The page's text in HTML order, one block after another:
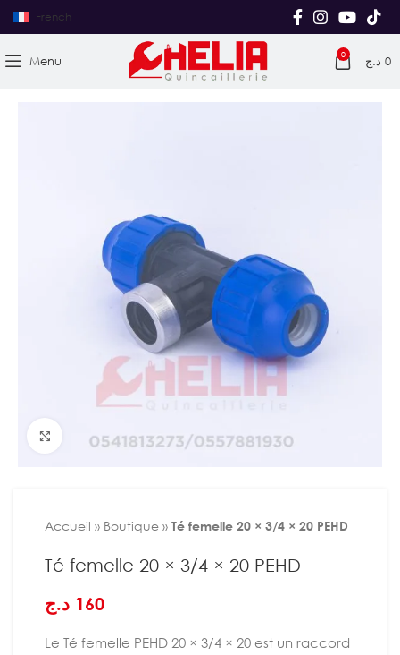
French
Menu 0 0 د.ج
Agrandir
Accueil » Boutique » Té femelle 20 × 3/4 × 20 PEHD
Té femelle 20 × 3/4 × 20 PEHD
160 د.ج
Le Té femelle PEHD 20 × 3/4 × 20 est un raccord